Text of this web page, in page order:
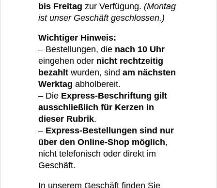
bis Freitag zur Verfügung. (Montag
ist unser Geschäft geschlossen.)
Wichtiger Hinweis:
– Bestellungen, die nach 10 Uhr
eingehen oder nicht rechtzeitig
bezahlt wurden, sind am nächsten
Werktag abholbereit.
– Die Express-Beschriftung gilt
ausschließlich für Kerzen in
dieser Rubrik.
– Express-Bestellungen sind nur
über den Online-Shop möglich,
nicht telefonisch oder direkt im
Geschäft.
In unserem Geschäft finden Sie